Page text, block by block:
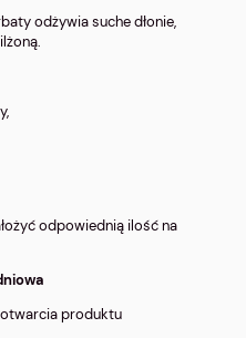
odżywia suche dłonie,
odpowiednią ilość na
produktu